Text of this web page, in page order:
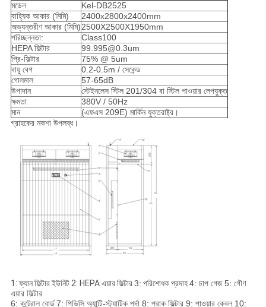
মডেল
Kel-DB2525
বাহ্যিক আকার (মিমি)
2400x2800x2400mm
অভ্যন্তরীণ আকার (মিমি)2500X2500X1950mm
পরিচ্ছন্নতা:
Class100
HEPA ফিল্টার
99.995@0.3um
প্রি-ফিল্টার
75% @ 5um
বায়ু বেগ
0.2-0.5m / সেকেন্ড
গোলমাল
57-65dB
উপাদান
স্টেইনলেস স্টিল 201/304 বা স্টিল পাওয়ার লেপযুক্ত
ক্ষমতা
380V / 50Hz
মান
(এফএস 209E) মার্কিন যুক্তরাষ্ট্র।
গ্রাহকের নকশা উপলব্ধ।
1: ফ্যান ফিল্টার ইউনিট 2: HEPA এয়ার ফিল্টার3: পরিশোধক প্রদাহ4: চাপ গেজ 5: গৌণ
এয়ার ফিল্টার
6: কন্ট্রোল বোর্ড7: পিভিসি অ্যান্টি-স্ট্যাটিক পর্দা 8: প্রাক ফিল্টার 9: পাওয়ার কেবল 10: